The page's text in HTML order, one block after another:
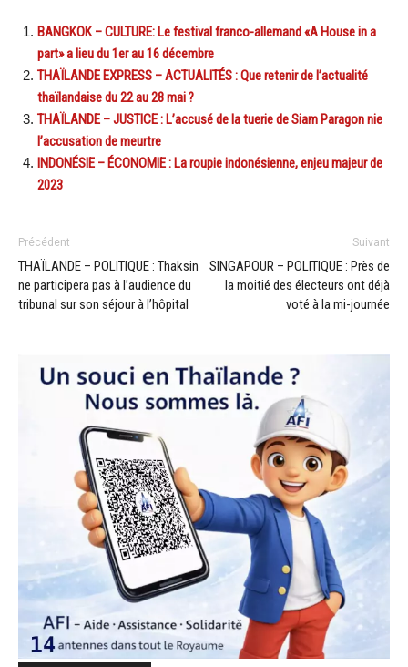
BANGKOK – CULTURE: Le festival franco-allemand «A House in a
part» a lieu du 1er au 16 décembre
THAÏLANDE EXPRESS – ACTUALITÉS : Que retenir de l’actualité
thaïlandaise du 22 au 28 mai ?
THAÏLANDE – JUSTICE : L’accusé de la tuerie de Siam Paragon nie
l’accusation de meurtre
INDONÉSIE – ÉCONOMIE : La roupie indonésienne, enjeu majeur de
2023
Précédent
THAÏLANDE – POLITIQUE : Thaksin
ne participera pas à l’audience du
tribunal sur son séjour à l’hôpital
Suivant
SINGAPOUR – POLITIQUE : Près de
la moitié des électeurs ont déjà
voté à la mi-journée